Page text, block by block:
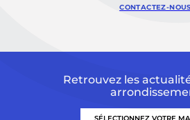
CONTACTEZ-NOUS
Retrouvez les